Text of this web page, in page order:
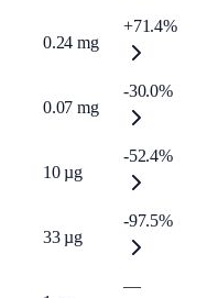
0.24 mg
+71.4%
0.07 mg
-30.0%
10 µg
-52.4%
33 µg
-97.5%
—